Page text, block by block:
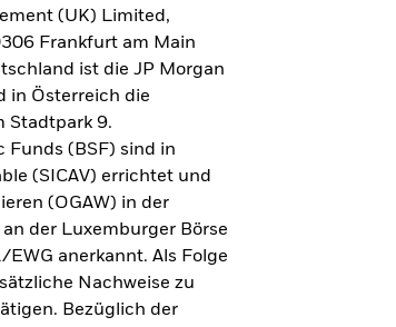
(UK) Limited,
Frankfurt am Main
ist die JP Morgan
in Österreich die
Stadtpark 9.
Funds (BSF) sind in
(SICAV) errichtet und
(OGAW) in der
der Luxemburger Börse
anerkannt. Als Folge
Nachweise zu
Bezüglich der